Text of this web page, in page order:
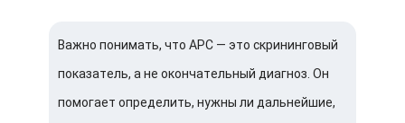
Важно понимать, что АРС — это скрининговый
показатель, а не окончательный диагноз. Он
помогает определить, нужны ли дальнейшие,